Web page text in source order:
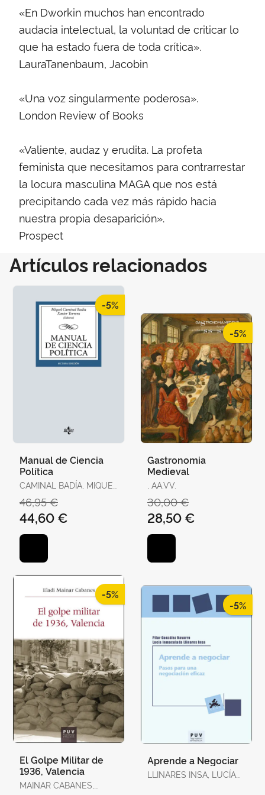
«En Dworkin muchos han encontrado
audacia intelectual, la voluntad de criticar lo
que ha estado fuera de toda crítica».
LauraTanenbaum, Jacobin
«Una voz singularmente poderosa».
London Review of Books
«Valiente, audaz y erudita. La profeta
feminista que necesitamos para contrarrestar
la locura masculina MAGA que nos está
precipitando cada vez más rápido hacia
nuestra propia desaparición».
Prospect
Artículos relacionados
-5%
Manual de Ciencia
Política
CAMINAL BADÍA, MIQUEL
AGUILERA DE PRAT,
CESÁREO / AHEDO,
IGOR / ÁLVAREZ,
GEMMA / ANTÓN, JOAN
BREITENSTEIN, SO
46,95 €
44,60 €
-5%
Gastronomia
Medieval
, AA.VV.
30,00 €
28,50 €
-5%
El Golpe Militar de
1936, Valencia
MAINAR CABANES,
-5%
Aprende a Negociar
LLINARES INSA, LUCÍA